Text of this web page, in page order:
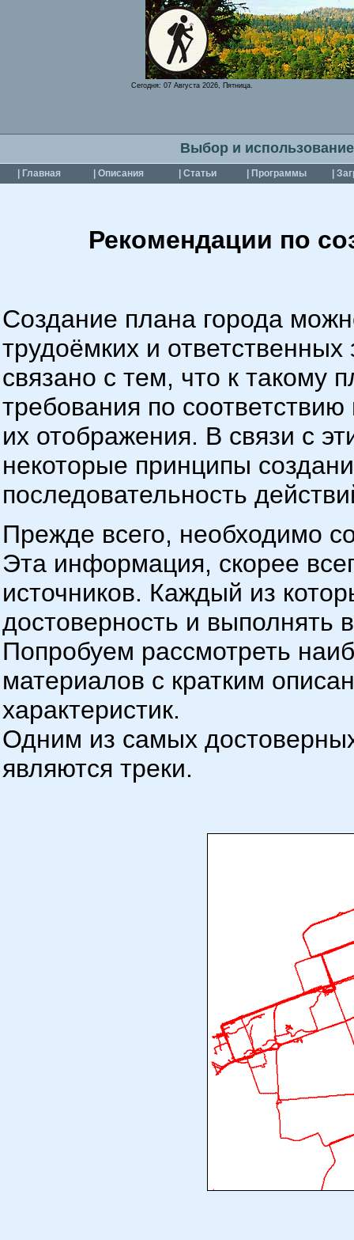
Сегодня: 07 Августа 2026, Пятница.
Выбор и
| Главная | Описания | Статьи | Программы |
Рекомендации по
Создание плана города
трудоёмких и
связано с тем, что к такому
требования по
их отображения. В связи с
некоторые принципы
последовательность
Прежде всего, необходимо
Эта информация, скорее
источников. Каждый из
достоверность и выполнять
Попробуем рассмотреть
материалов с кратким
характеристик.
Одним из самых
являются треки.